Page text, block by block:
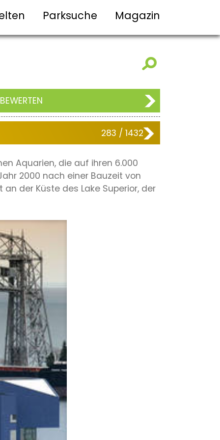
Parksuche Magazin
283 / 1432
Aquarien, die auf ihren 6.000
2000 nach einer Bauzeit von
der Küste des Lake Superior, der